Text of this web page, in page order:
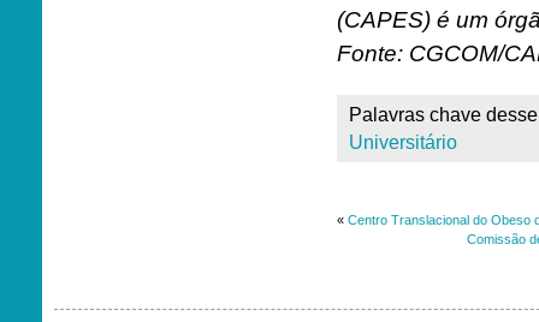
(CAPES) é um
Fonte: CGCOM/
Palavras chave
Universitário
« Centro Translacional do Obeso
Comissão